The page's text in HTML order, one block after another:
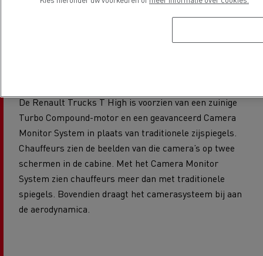
Camera Monitor
De Renault Trucks T High is voorzien van een zuinige
Turbo Compound-motor en een geavanceerd Camera
Monitor System in plaats van traditionele zijspiegels.
Chauffeurs zien de beelden van die camera’s op twee
schermen in de cabine. Met het Camera Monitor
System zien chauffeurs meer dan met traditionele
spiegels. Bovendien draagt het camerasysteem bij aan
de aerodynamica.